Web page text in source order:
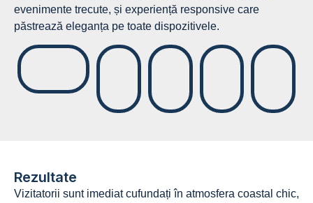
evenimente trecute, și experiență responsive care
păstrează eleganța pe toate dispozitivele.
Rezultate
Vizitatorii sunt imediat cufundați în atmosfera coastal chic,